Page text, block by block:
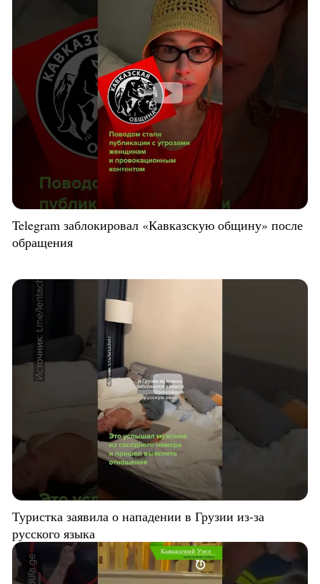
Telegram заблокировал «Кавказскую общину» после
обращения
Туристка заявила о нападении в Грузии из-за
русского языка